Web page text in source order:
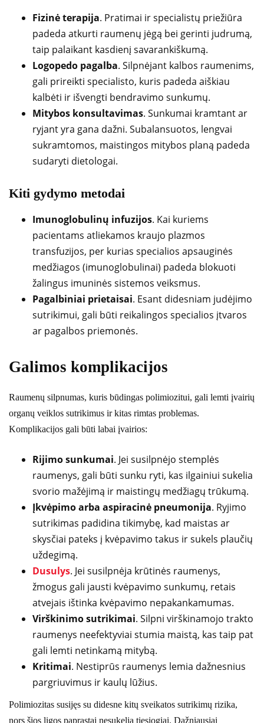
Fizinė terapija. Pratimai ir specialistų priežiūra
padeda atkurti raumenų jėgą bei gerinti judrumą,
taip palaikant kasdienį savarankiškumą.
Logopedo pagalba. Silpnėjant kalbos raumenims,
gali prireikti specialisto, kuris padeda aiškiau
kalbėti ir išvengti bendravimo sunkumų.
Mitybos konsultavimas. Sunkumai kramtant ar
ryjant yra gana dažni. Subalansuotos, lengvai
sukramtomos, maistingos mitybos planą padeda
sudaryti dietologai.
Kiti gydymo metodai
Imunoglobulinų infuzijos. Kai kuriems
pacientams atliekamos kraujo plazmos
transfuzijos, per kurias specialios apsauginės
medžiagos (imunoglobulinai) padeda blokuoti
žalingus imuninės sistemos veiksmus.
Pagalbiniai prietaisai. Esant didesniam judėjimo
sutrikimui, gali būti reikalingos specialios įtvaros
ar pagalbos priemonės.
Galimos komplikacijos
Raumenų silpnumas, kuris būdingas polimiozitui, gali lemti įvairių
organų veiklos sutrikimus ir kitas rimtas problemas.
Komplikacijos gali būti labai įvairios:
Rijimo sunkumai. Jei susilpnėjo stemplės
raumenys, gali būti sunku ryti, kas ilgainiui sukelia
svorio mažėjimą ir maistingų medžiagų trūkumą.
Įkvėpimo arba aspiracinė pneumonija. Ryjimo
sutrikimas padidina tikimybę, kad maistas ar
skysčiai pateks į kvėpavimo takus ir sukels plaučių
uždegimą.
Dusulys. Jei susilpnėja krūtinės raumenys,
žmogus gali jausti kvėpavimo sunkumų, retais
atvejais ištinka kvėpavimo nepakankamumas.
Virškinimo sutrikimai. Silpni virškinamojo trakto
raumenys neefektyviai stumia maistą, kas taip pat
gali lemti netinkamą mitybą.
Kritimai. Nestiprūs raumenys lemia dažnesnius
pargriuvimus ir kaulų lūžius.
Polimiozitas susijęs su didesne kitų sveikatos sutrikimų rizika,
nors šios ligos paprastai nesukelia tiesiogiai. Dažniausiai